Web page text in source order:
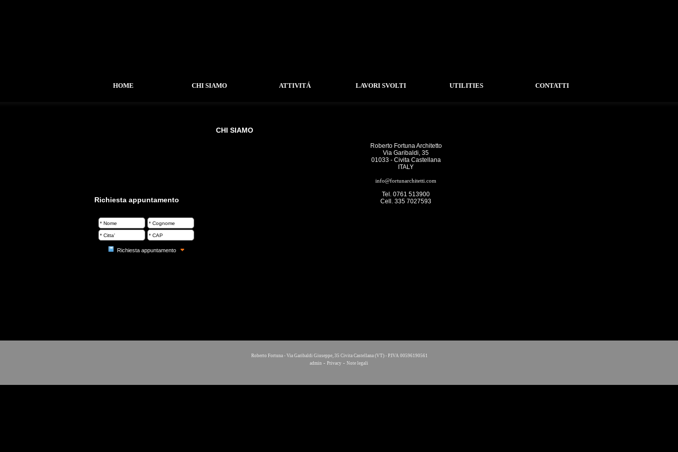
Richiesta appuntamento
Richiesta appuntamento
CHI SIAMO
Roberto Fortuna Architetto
Via Garibaldi, 35
01033 - Civita Castellana
ITALY
info@fortunarchitetti.com
Tel. 0761 513900
Cell. 335 7027593
Roberto Fortuna - Via Garibaldi Giuseppe, 35 Civita Castellana (VT) - P.IVA 00596190561
admin - Privacy - Note legali
HOME CHI SIAMO ATTIVITÁ LAVORI SVOLTI UTILITIES CONTATTI